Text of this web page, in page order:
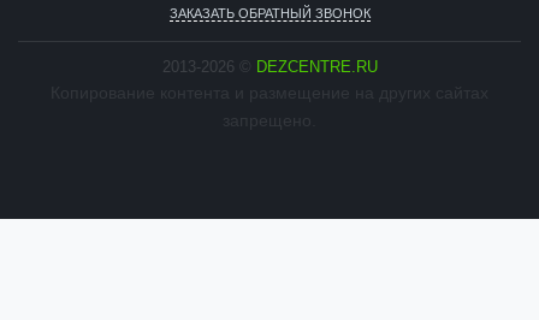
ЗАКАЗАТЬ ОБРАТНЫЙ ЗВОНОК
2013-2026 © DEZCENTRE.RU